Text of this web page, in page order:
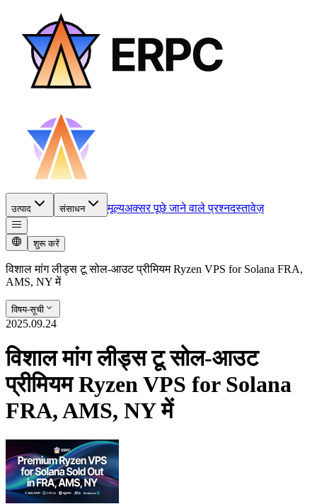
उत्पाद संसाधन मूल्यअक्सर पूछे जाने वाले प्रश्नदस्तावेज़
शुरू करें
विशाल मांग लीड्स टू सोल-आउट प्रीमियम Ryzen VPS for Solana FRA,
AMS, NY में
विषय-सूची
2025.09.24
विशाल मांग लीड्स टू सोल-आउट
प्रीमियम Ryzen VPS for Solana
FRA, AMS, NY में